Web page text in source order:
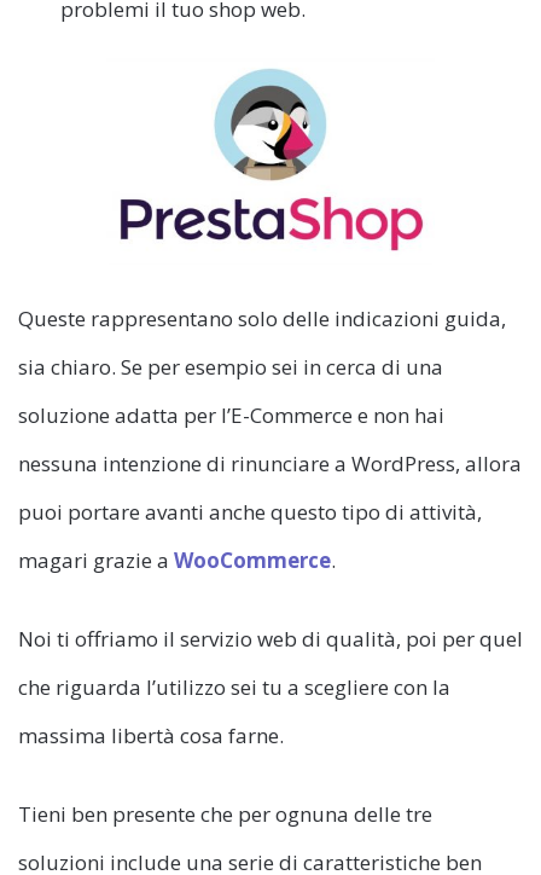
problemi il tuo shop web.
Queste rappresentano solo delle indicazioni guida,
sia chiaro. Se per esempio sei in cerca di una
soluzione adatta per l’E-Commerce e non hai
nessuna intenzione di rinunciare a WordPress, allora
puoi portare avanti anche questo tipo di attività,
magari grazie a WooCommerce.
Noi ti offriamo il servizio web di qualità, poi per quel
che riguarda l’utilizzo sei tu a scegliere con la
massima libertà cosa farne.
Tieni ben presente che per ognuna delle tre
soluzioni include una serie di caratteristiche ben